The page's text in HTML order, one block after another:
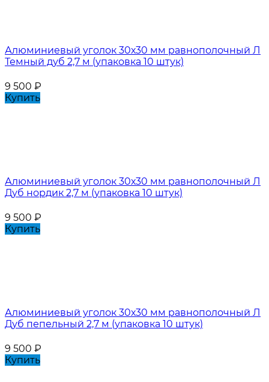
Алюминиевый уголок 30х30 мм равнополочный Л
Темный дуб 2,7 м (упаковка 10 штук)
9 500 ₽
Купить
Алюминиевый уголок 30х30 мм равнополочный Л
Дуб нордик 2,7 м (упаковка 10 штук)
9 500 ₽
Купить
Алюминиевый уголок 30х30 мм равнополочный Л
Дуб пепельный 2,7 м (упаковка 10 штук)
9 500 ₽
Купить